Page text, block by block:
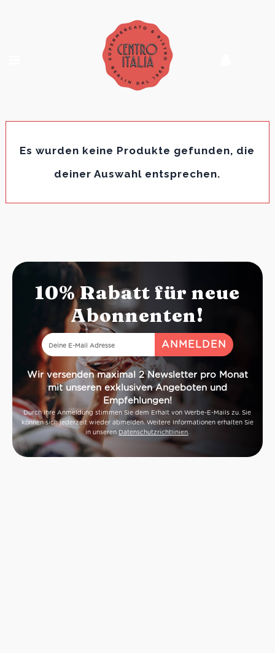
Es wurden keine Produkte gefunden, die
deiner Auswahl entsprechen.
10% Rabatt für neue
Abonnenten!
Wir versenden maximal 2 Newsletter pro Monat
mit unseren exklusiven Angeboten und
Empfehlungen!
Durch Ihre Anmeldung stimmen Sie dem Erhalt von Werbe-E-Mails zu. Sie
können sich jederzeit wieder abmelden. Weitere Informationen erhalten Sie
in unseren Datenschutzrichtlinien.